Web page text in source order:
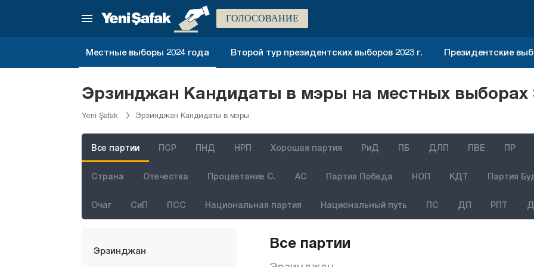
ГОЛОСОВАНИЕ
Местные выборы 2024 года Второй тур президентских выборов 2023 г. Президентские
Эрзинджан Кандидаты в мэры на местных выборах
Yeni Şafak Эрзинджан Кандидаты в мэры
Все партии ПСР ПНД НРП Хорошая партия РиД ПБ ДЛП ПВЕ ПР
Страна Отечества Процветание С. АС Партия Победа НОП КДТ Партия
Очаг СиП ПСС Национальная партия Национальный путь ПС ДП РПТ
Болу
Чанкыры
Денизли
Эдирне
Эрзинджан
Все партии